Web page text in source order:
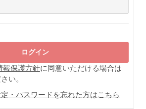
報保護方針に同意いただける場合は
い。
・パスワードを忘れた方はこちら